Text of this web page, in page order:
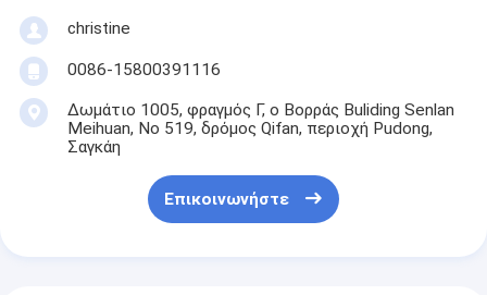
christine
0086-15800391116
Δωμάτιο 1005, φραγμός Γ, ο Βορράς Buliding Senlan
Meihuan, Νο 519, δρόμος Qifan, περιοχή Pudong,
Σαγκάη
Επικοινωνήστε